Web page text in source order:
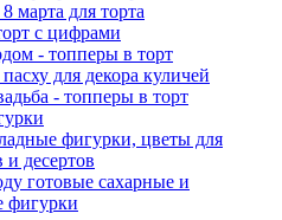
марта для торта
с цифрами
- топперы в торт
для декора куличей
- топперы в торт
фигурки, цветы для
десертов
готовые сахарные и
фигурки